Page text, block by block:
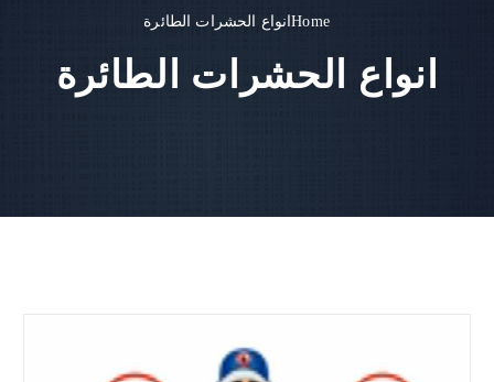
Homeانواع الحشرات الطائرة
انواع الحشرات الطائرة